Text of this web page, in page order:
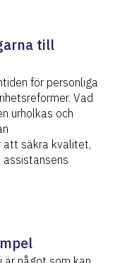
till
för personliga
Vad
urholkas och
säkra kvalitet,